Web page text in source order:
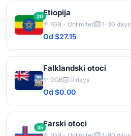
20Etiopija
1GB - Unlimited 1-30 days
Od $27.15
Falklandski otoci
0GB 0 days
Od $0.00
35Farski otoci